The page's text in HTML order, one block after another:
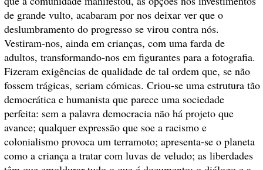
de grande vulto, acabaram por nos deixar ver que o
deslumbramento do progresso se virou contra nós.
Vestiram-nos, ainda em crianças, com uma farda de
adultos, transformando-nos em figurantes para a fotografia.
Fizeram exigências de qualidade de tal ordem que, se não
fossem trágicas, seriam cómicas. Criou-se uma estrutura tão
democrática e humanista que parece uma sociedade
perfeita: sem a palavra democracia não há projeto que
avance; qualquer expressão que soe a racismo e
colonialismo provoca um terramoto; apresenta-se o planeta
como a criança a tratar com luvas de veludo; as liberdades